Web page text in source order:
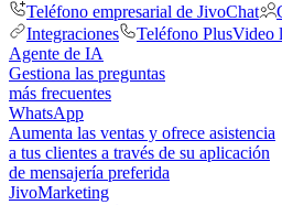
Teléfono empresarial de JivoChat
Integraciones
Teléfono PlusVideo
Agente de IA
Gestiona las preguntas
más frecuentes
WhatsApp
Aumenta las ventas y ofrece asistencia
a tus clientes a través de su aplicación
de mensajería preferida
JivoMarketing